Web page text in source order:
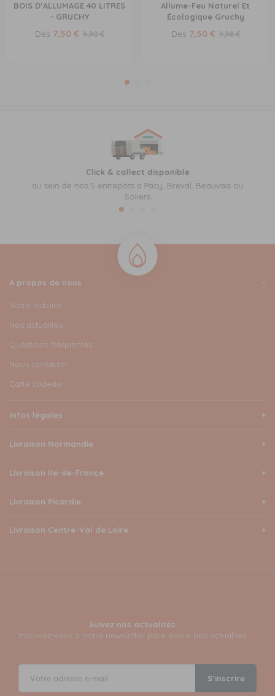
BOIS D’ALLUMAGE 40 LITRES
- GRUCHY
Dès 7,50 € 9,90 €
Allume-Feu Naturel Et
Écologique Gruchy
Dès 7,50 € 9,98 €
Click & collect disponible
au sein de nos 5 entrepôts à Pacy, Bréval, Beauvais ou
Soliers
A propos de nous
Notre histoire
Nos actualités
Questions fréquentes
Nous contacter
Carte cadeau
Infos légales
Livraison Normandie
Livraison Ile-de-France
Livraison Picardie
Livraison Centre-Val de Loire
Suivez nos actualités
Inscrivez-vous à notre newsletter pour suivre nos actualités
S’inscrire